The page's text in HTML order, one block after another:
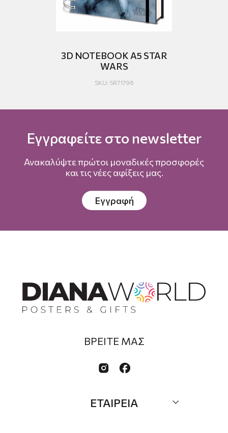
3D NOTEBOOK A5 STAR
WARS
SKU: SR71796
Εγγραφείτε στο newsletter
Ανακαλύψτε πρώτοι μοναδικές προσφορές
και τις νέες αφίξεις μας.
Εγγραφή
ΒΡΕΙΤΕ ΜΑΣ
 
ΕΤΑΙΡΕΙΑ